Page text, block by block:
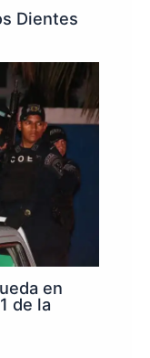
Dientes
en
de la